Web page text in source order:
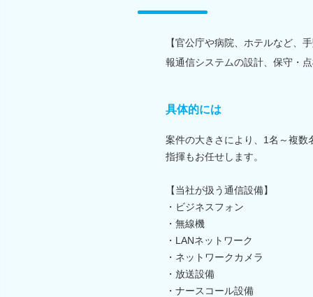
【官公庁や病院、ホテルなど、
報通信システムの設計、保守
具体的には
案件の大きさにより、1名～複
指揮もお任せします。
【当社が扱う通信設備】
・ビジネスフォン
・無線機
・LANネットワーク
・ネットワークカメラ
・放送設備
・ナースコール設備